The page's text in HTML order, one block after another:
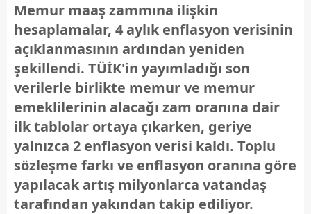
Memur maaş zammına ilişkin
hesaplamalar, 4 aylık enflasyon verisinin
açıklanmasının ardından yeniden
şekillendi. TÜİK'in yayımladığı son
verilerle birlikte memur ve memur
emeklilerinin alacağı zam oranına dair
ilk tablolar ortaya çıkarken, geriye
yalnızca 2 enflasyon verisi kaldı. Toplu
sözleşme farkı ve enflasyon oranına göre
yapılacak artış milyonlarca vatandaş
tarafından yakından takip ediliyor.